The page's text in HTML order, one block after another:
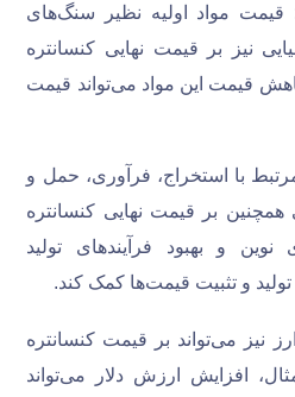
قیمت مواد اولیه نظیر سنگ‌های
نیز بر قیمت نهایی کنسانتره
قیمت این مواد می‌تواند قیمت
با استخراج، فرآوری، حمل و
بر قیمت نهایی کنسانتره
نوین و بهبود فرآیندهای تولید
و تثبیت قیمت‌ها کمک کند.
نیز می‌تواند بر قیمت کنسانتره
افزایش ارزش دلار می‌تواند